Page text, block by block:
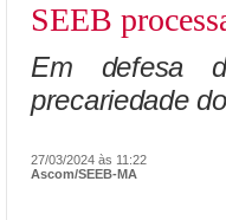
SEEB
Em defesa
precariedade
27/03/2024 às 11:22
Ascom/SEEB-MA